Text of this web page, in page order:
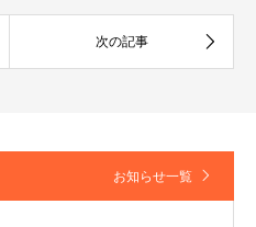
お知らせ一覧